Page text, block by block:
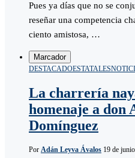
Pues ya días que no se
reseñar una competencia
ciento amistosa, …
Marcador
DESTACADOESTATALES
La charrería
homenaje a don
Domínguez
Por Adán Leyva Ávalos 19 de